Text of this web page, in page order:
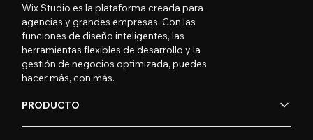
Wix Studio es la plataforma creada para
agencias y grandes empresas. Con las
funciones de diseño inteligentes, las
herramientas flexibles de desarrollo y la
gestión de negocios optimizada, puedes
hacer más, con más.
PRODUCTO